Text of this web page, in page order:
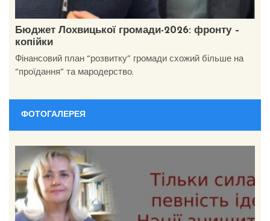
Бюджет Лохвицької громади-2026: фронту –
копійки
Фінансовий план “розвитку” громади схожий більше на
“проїдання” та мародерство.
ФОТОГАЛЕРЕЯ